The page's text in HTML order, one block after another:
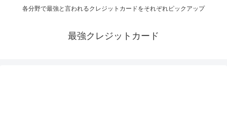
各分野で最強と言われるクレジットカードをそれぞれピックアップ
最強クレジットカード